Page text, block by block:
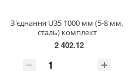
З'єднання U35 1000 мм (5-8 мм,
сталь) комплект
2 402.12